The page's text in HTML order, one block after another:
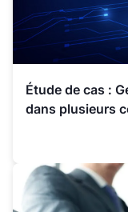
Étude de cas :
dans plusieurs